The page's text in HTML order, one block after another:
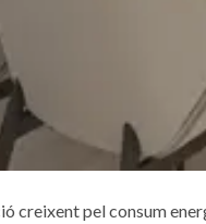
creixent pel consum